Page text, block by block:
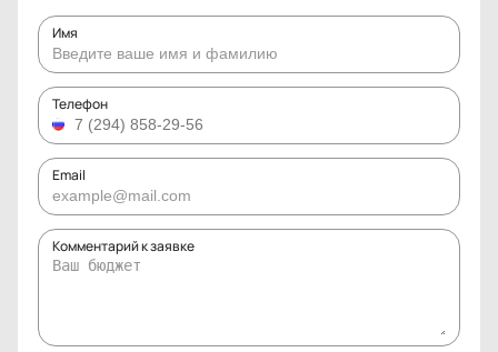
Имя
Телефон
Email
Комментарий к заявке